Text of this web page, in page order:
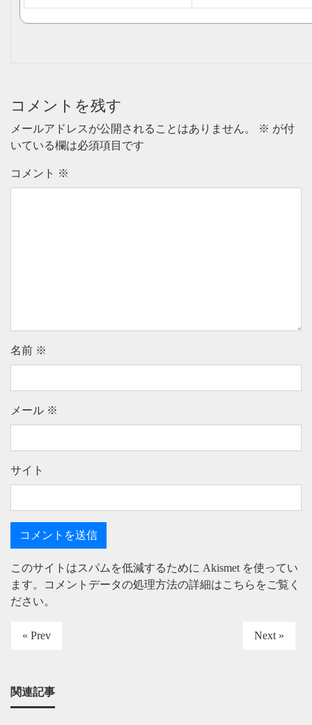
コメントを残す
メールアドレスが公開されることはありません。 ※ が付
いている欄は必須項目です
コメント ※
名前 ※
メール ※
サイト
このサイトはスパムを低減するために Akismet を使ってい
ます。
コメントデータの処理方法の詳細はこちらをご覧く
ださい。
« Prev Next »
関連記事